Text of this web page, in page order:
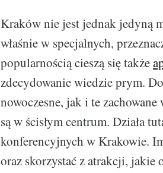
Kraków nie jest jednak jedyną
właśnie w specjalnych,
popularnością cieszą się także
zdecydowanie wiedzie prym.
nowoczesne, jak i te
są w ścisłym centrum. Działa
konferencyjnych w Krakowie.
oraz skorzystać z atrakcji, jakie